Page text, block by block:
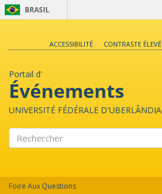
BRASIL
ACCESSIBILITÉ
CONTRASTE ÉLEVÉ
Portail d'
Événements
UNIVERSITÉ FÉDÉRALE D'UBERLÂNDIA
Foire Aux Questions